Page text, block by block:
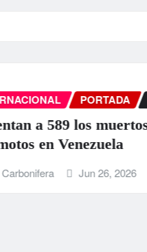
INTERNACIONAL
EEUU anuncia una
para Venezuela tras
La Carbonifera Jun